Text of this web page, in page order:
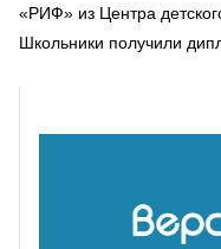
«РИФ» из Центра
Школьники получили